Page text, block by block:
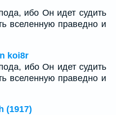
ибо Он идет судить
вселенную праведно и
koi8r
ибо Он идет судить
вселенную праведно и
(1917)